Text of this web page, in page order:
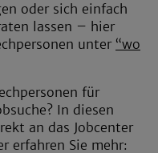
oder sich einfach
lassen – hier
unter “wo
für
In diesen
an das Jobcenter
erfahren Sie mehr: